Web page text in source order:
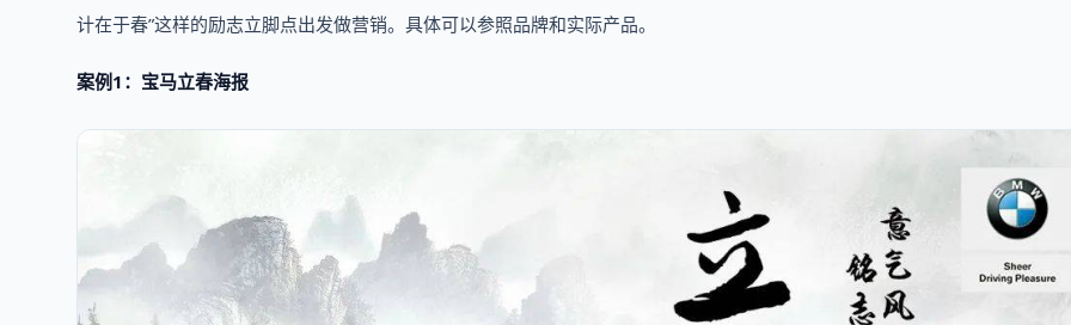
计在于春”这样的励志立脚点出发做营销。具体可以参照品牌和实际产品。
案例1：宝马立春海报